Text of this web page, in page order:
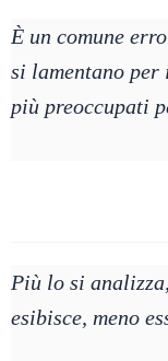
È un comune
si lamentano
più preoccupati
Più lo si
esibisce, meno